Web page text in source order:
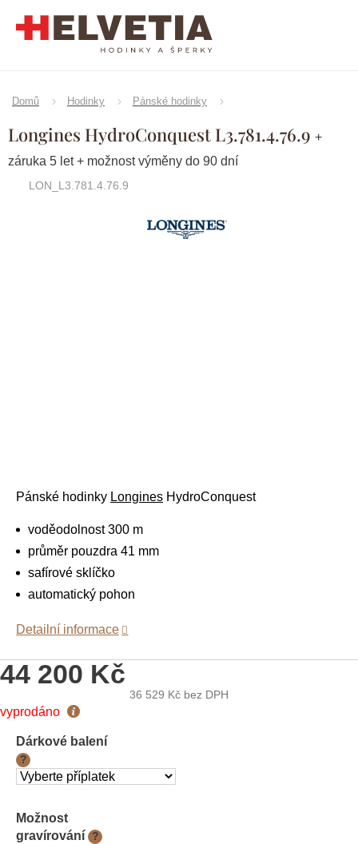
Domů Hodinky Pánské hodinky
Longines HydroConquest L3.781.4.76.9 +
záruka 5 let + možnost výměny do 90 dní
LON_L3.781.4.76.9
Značka:Longines
44 200 Kč
36 529 Kč bez DPH
Měrná
vyprodáno
Dárkové balení
?
Možnost
gravírování
?
Pánské hodinky Longines HydroConquest
voděodolnost 300 m
průměr pouzdra 41 mm
safírové sklíčko
automatický pohon
Detailní informace